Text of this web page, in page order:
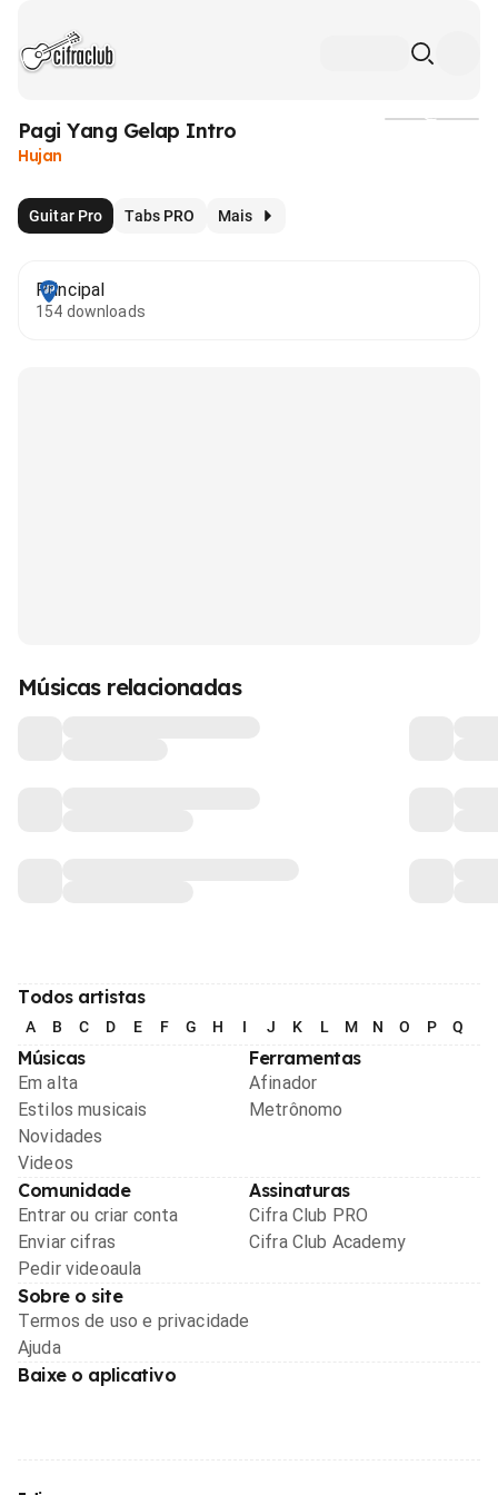
Pagi Yang Gelap Intro
Hujan
Guitar Pro Tabs PRO Mais
Principal
154 downloads
Músicas relacionadas
Todos artistas
A B C D E F G H I J K L M N O P Q
Músicas
Em alta
Estilos musicais
Novidades
Videos
Ferramentas
Afinador
Metrônomo
Comunidade
Entrar ou criar conta
Enviar cifras
Pedir videoaula
Assinaturas
Cifra Club PRO
Cifra Club Academy
Sobre o site
Termos de uso e privacidade
Ajuda
Baixe o aplicativo